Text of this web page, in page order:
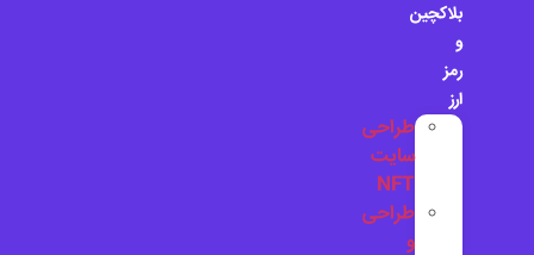
بلاکچین
رمز
ارز
طراحی
سایت
NFT
طراحی